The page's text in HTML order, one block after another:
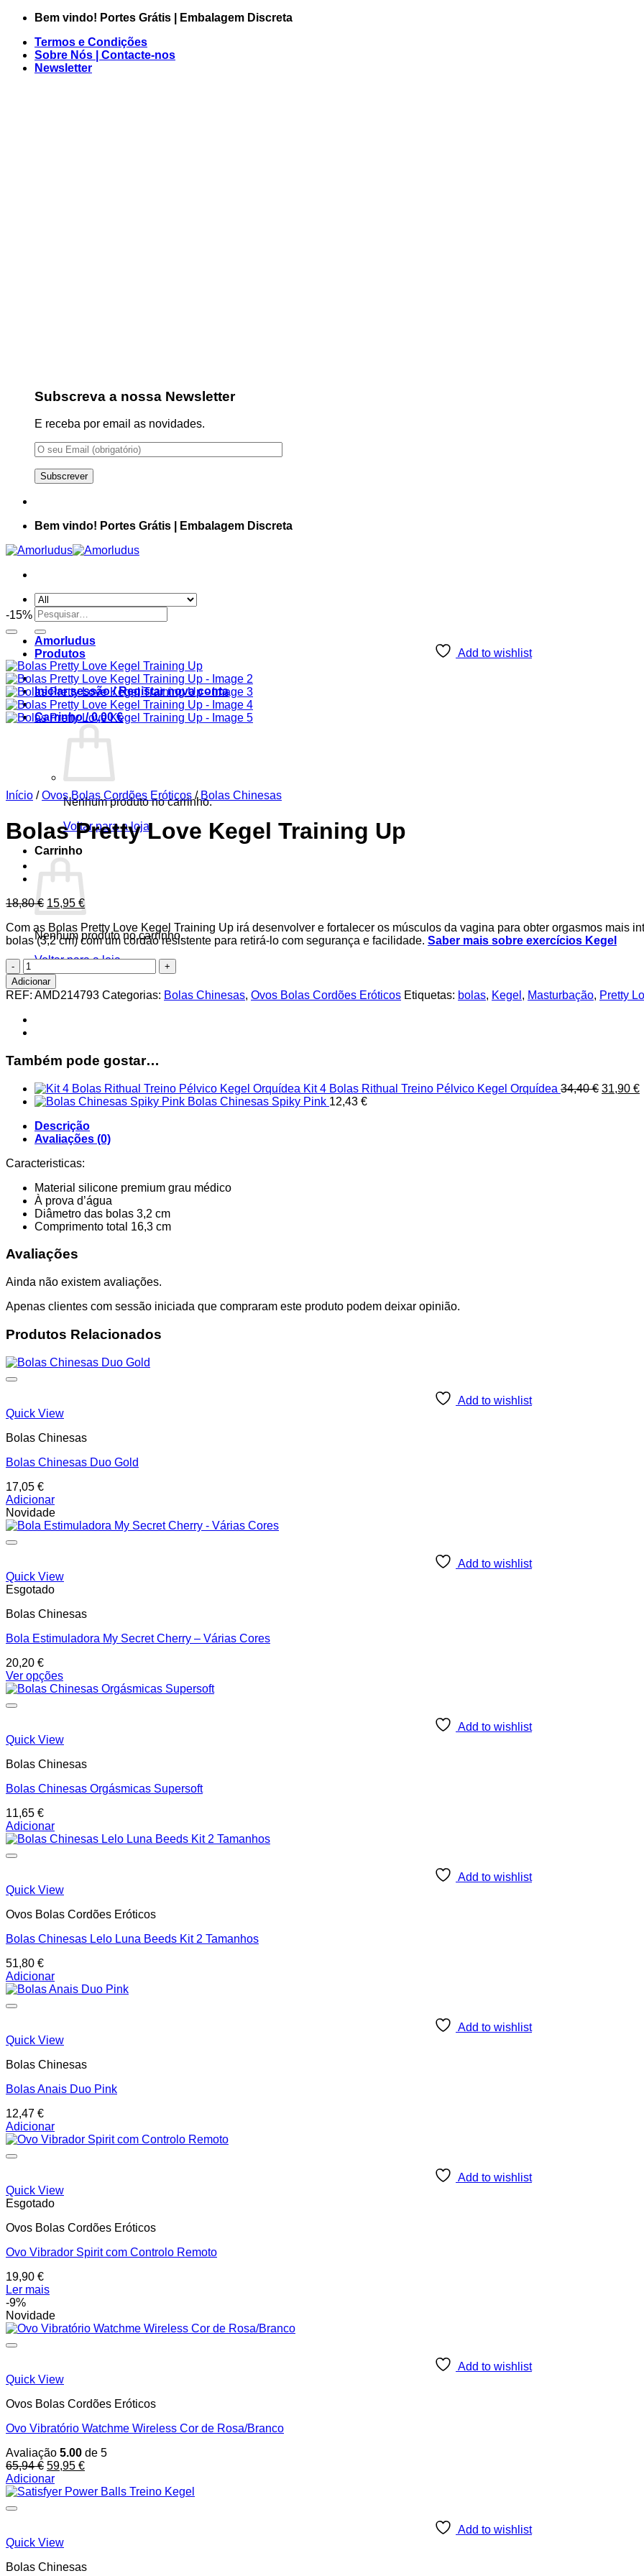
Skip
content
Bem vindo! Portes Grátis | Embalagem Discreta
Termos e Condições
Sobre Nós | Contacte-nos
Newsletter
Subscreva a nossa Newsletter
E receba por email as novidades.
Bem vindo! Portes Grátis | Embalagem Discreta
Pesquisar
por:
Amorludus
Produtos
Iniciar sessão / Registar nova conta
Carrinho /0,00€
Nenhum produto no carrinho.
Voltar para a loja
Carrinho
Nenhum produto no carrinho.
Voltar para a loja
-15%
Add to wishlist
Início / Ovos Bolas Cordões Eróticos / Bolas Chinesas
Bolas Pretty Love Kegel Training Up
18,80€ O
preço
original
era:
18,80 €.
15,95 €O
preço
atual
é:
15,95 €.
Com as Bolas Pretty Love Kegel Training Up irá desenvolver e fortalecer os músculos da vagina para obter orgasmos mais
bolas (3,2 cm) com um cordão resistente para retirá-lo com segurança e facilidade. Saber mais sobre exercícios Kegel
Quantidade
de
Bolas
Pretty
Love
Kegel
Up
Adicionar
REF: AMD214793 Categorias: Bolas Chinesas, Ovos Bolas Cordões Eróticos Etiquetas: bolas, Kegel , Masturbação, Pretty
Também pode gostar…
Kit 4 Bolas Rithual Treino Pélvico Kegel Orquídea 34,40€ O
31,90 €O
Bolas Chinesas Spiky Pink 12,43 €
Descrição
Avaliações (0)
Caracteristicas:
Material silicone premium grau médico
À prova d’água
Diâmetro das bolas 3,2 cm
Comprimento total 16,3 cm
Avaliações
Ainda não existem avaliações.
Apenas clientes com sessão iniciada que compraram este produto podem deixar opinião.
Produtos Relacionados
Add to wishlist
Quick View
Bolas Chinesas
Bolas Chinesas Duo Gold
17,05 €
Adicionar
Novidade
Add to wishlist
Quick View
Esgotado
Bolas Chinesas
Bola Estimuladora My Secret Cherry – Várias Cores
20,20 €
Ver opções
This
product
variants.
options
be
on
the
product
page
Add to wishlist
Quick View
Bolas Chinesas
Bolas Chinesas Orgásmicas Supersoft
11,65 €
Adicionar
Add to wishlist
Quick View
Ovos Bolas Cordões Eróticos
Bolas Chinesas Lelo Luna Beeds Kit 2 Tamanhos
51,80 €
Adicionar
Add to wishlist
Quick View
Bolas Chinesas
Bolas Anais Duo Pink
12,47 €
Adicionar
Add to wishlist
Quick View
Esgotado
Ovos Bolas Cordões Eróticos
Ovo Vibrador Spirit com Controlo Remoto
19,90 €
Ler mais
-9%
Novidade
Add to wishlist
Quick View
Ovos Bolas Cordões Eróticos
Ovo Vibratório Watchme Wireless Cor de Rosa/Branco
Avaliação 5.00 de 5
65,94€ O
preço
original
59,95 €O
atual
Adicionar
Add to wishlist
Quick View
Bolas Chinesas